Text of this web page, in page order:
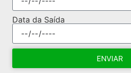
Data da Saída
ENVIAR